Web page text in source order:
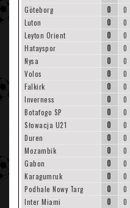
Göteborg 0 0
Luton 0 0
Leyton Orient 0 0
Hatayspor 0 0
Nysa 0 0
Volos 0 0
Falkirk 0 0
Inverness 0 0
Botafogo SP 0 0
Słowacja U21 0 0
Duren 0 0
Mozambik 0 0
Gabon 0 0
Karagumruk 0 0
Podhale Nowy Targ 0 0
Inter Miami 0 0